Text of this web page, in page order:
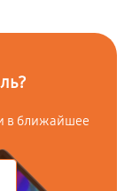
в ближайшее